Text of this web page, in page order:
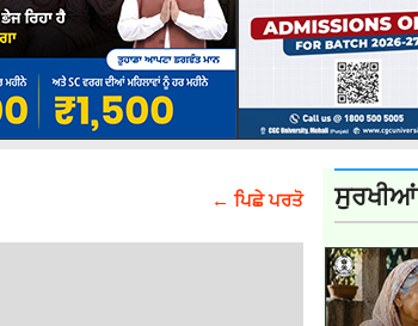
← ਪਿਛੇ ਪਰਤੋ ਸੁਰਖੀਆਂ